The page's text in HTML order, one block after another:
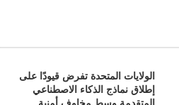
الولايات المتحدة تفرض قيودًا على
إطلاق نماذج الذكاء الاصطناعي